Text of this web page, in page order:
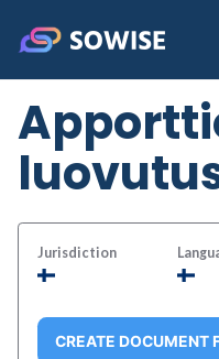
Sowise
Jurisdiction
CREATE DOCUMENT